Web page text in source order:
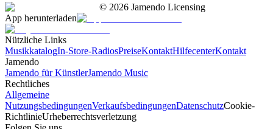
© 2026 Jamendo Licensing
App herunterladen
Nützliche Links
MusikkatalogIn-Store-RadiosPreiseKontaktHilfecenterKontakt
Jamendo
Jamendo für KünstlerJamendo Music
Rechtliches
Allgemeine
NutzungsbedingungenVerkaufsbedingungenDatenschutzCookie-
RichtlinieUrheberrechtsverletzung